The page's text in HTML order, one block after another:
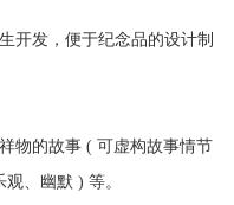
发，便于纪念品的设计制
物的故事 ( 可虚构故事情节
、幽默 ) 等。